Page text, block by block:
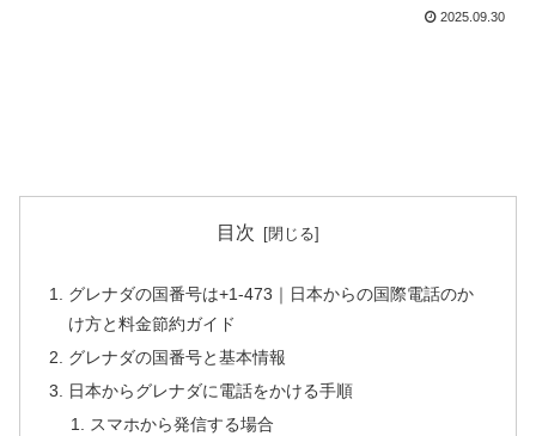
2025.09.30
目次
グレナダの国番号は+1-473｜日本からの国際電話のか
け方と料金節約ガイド
グレナダの国番号と基本情報
日本からグレナダに電話をかける手順
スマホから発信する場合